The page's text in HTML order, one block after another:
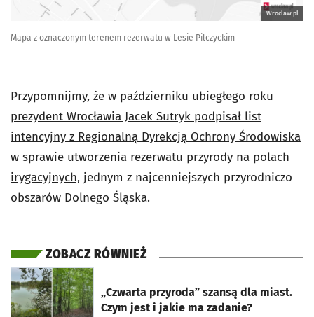
Wroclaw.pl
Mapa z oznaczonym terenem rezerwatu w Lesie Pilczyckim
Przypomnijmy, że w październiku ubiegłego roku
prezydent Wrocławia Jacek Sutryk podpisał list
intencyjny z Regionalną Dyrekcją Ochrony Środowiska
w sprawie utworzenia rezerwatu przyrody na polach
irygacyjnych, jednym z najcenniejszych przyrodniczo
obszarów Dolnego Śląska.
ZOBACZ RÓWNIEŻ
„Czwarta przyroda” szansą dla miast.
Czym jest i jakie ma zadanie?
otworzy się w nowej karcie